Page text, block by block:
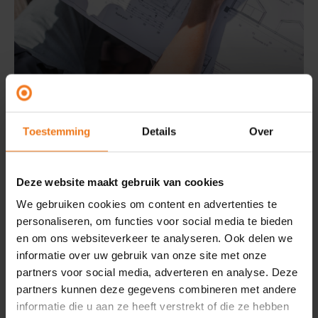
Toestemming Details Over
Deze website maakt gebruik van cookies
We gebruiken cookies om content en advertenties te
personaliseren, om functies voor social media te bieden
en om ons websiteverkeer te analyseren. Ook delen we
informatie over uw gebruik van onze site met onze
partners voor social media, adverteren en analyse. Deze
partners kunnen deze gegevens combineren met andere
informatie die u aan ze heeft verstrekt of die ze hebben
Werken als
Ontwikkel bestemmingsplannen, analyseer
Planoloog